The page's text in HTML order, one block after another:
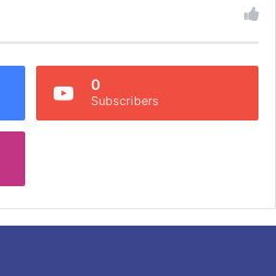
0
Subscribers